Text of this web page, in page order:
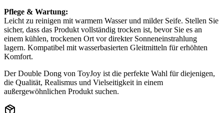
Pflege & Wartung:
Leicht zu reinigen mit warmem Wasser und milder Seife. Stellen Sie
sicher, dass das Produkt vollständig trocken ist, bevor Sie es an
einem kühlen, trockenen Ort vor direkter Sonneneinstrahlung
lagern. Kompatibel mit wasserbasierten Gleitmitteln für erhöhten
Komfort.
Der Double Dong von ToyJoy ist die perfekte Wahl für diejenigen,
die Qualität, Realismus und Vielseitigkeit in einem
außergewöhnlichen Produkt suchen.